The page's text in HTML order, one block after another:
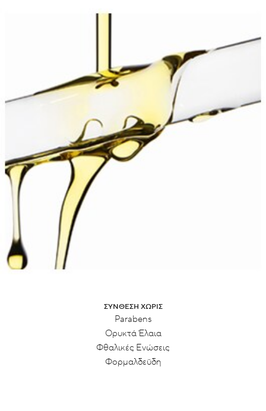
ΣΎΝΘΕΣΗ ΧΩΡΊΣ
Parabens
Ορυκτά Έλαια
Φθαλικές Ενώσεις
Φορμαλδεΰδη